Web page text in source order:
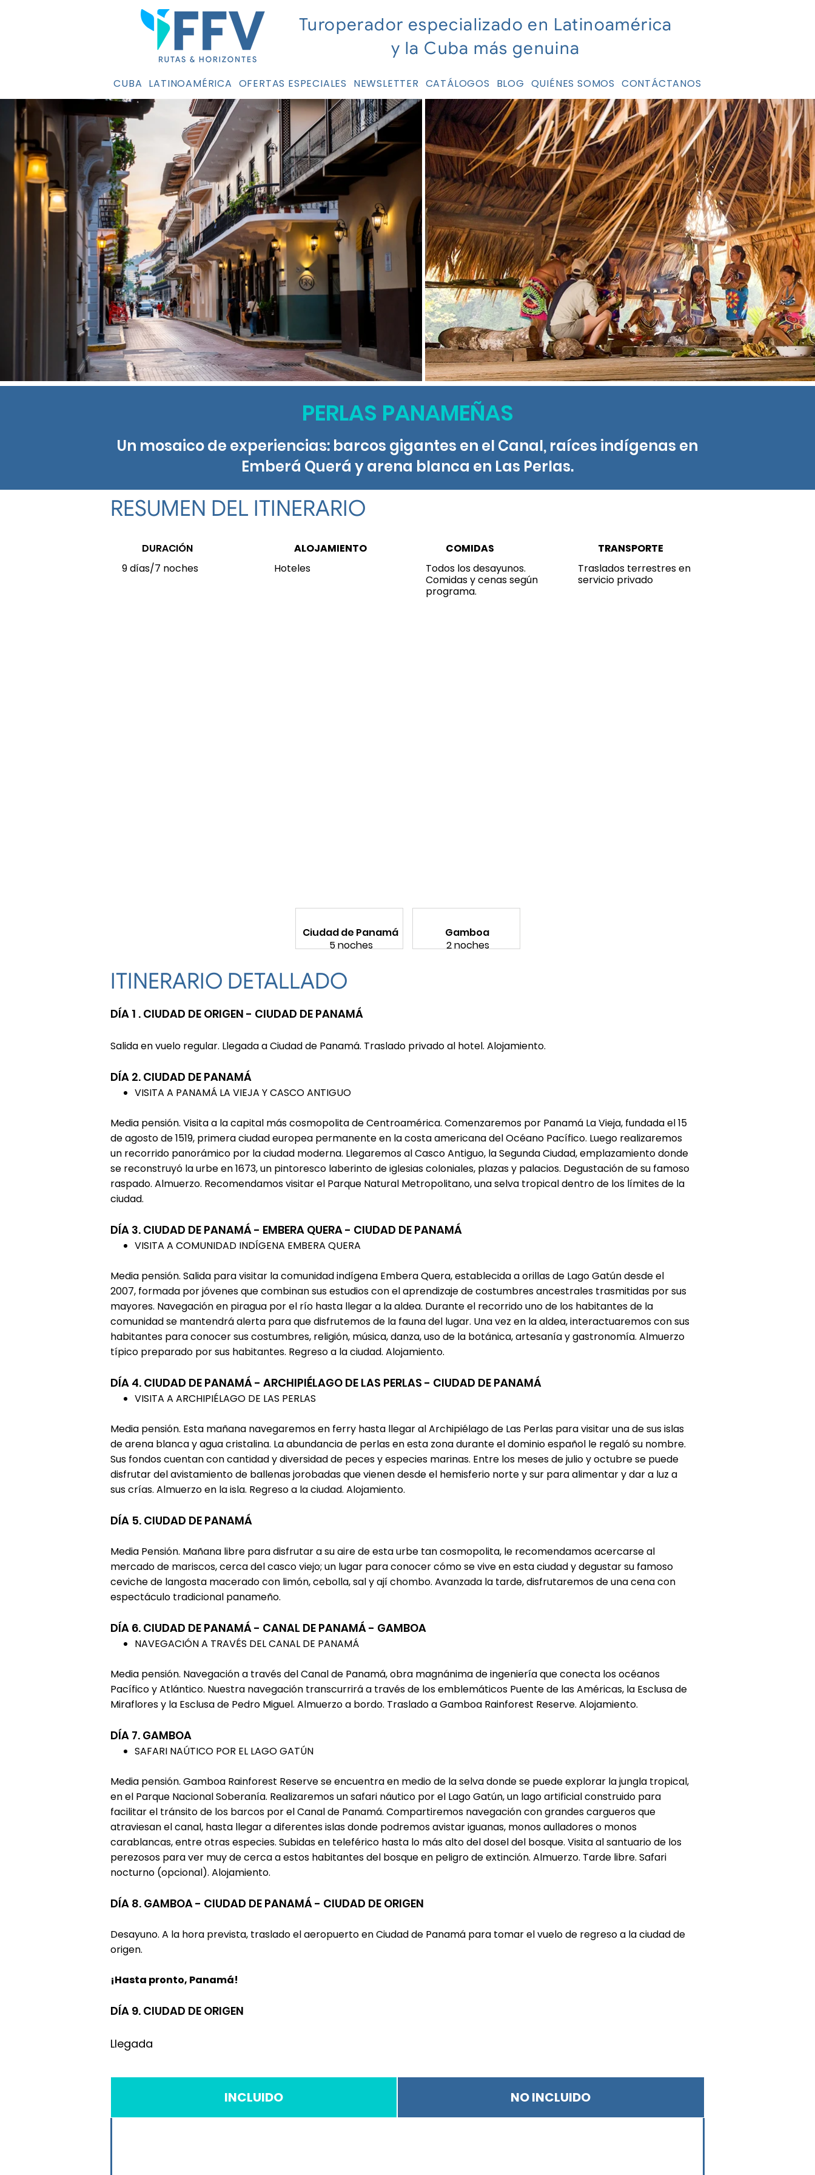
Turoperador especializado en Latinoamérica
y la Cuba más genuina
CUBA LATINOAMÉRICA OFERTAS ESPECIALES NEWSLETTER CATÁLOGOS BLOG QUIÉNES SOMOS CONTÁCTANOS
PERLAS PANAMEÑAS
Un mosaico de experiencias: barcos gigantes en el Canal, raíces indígenas en
Emberá Querá y arena blanca en Las Perlas.
RESUMEN DEL ITINERARIO
DURACIÓN
9 días/7 noches
ALOJAMIENTO
Hoteles
COMIDAS
Todos los desayunos.
Comidas y cenas según
programa.
TRANSPORTE
Traslados terrestres en
servicio privado
Ciudad de Panamá
5 noches
Gamboa
2 noches
ITINERARIO DETALLADO
DÍA 1 . CIUDAD DE ORIGEN - CIUDAD DE PANAMÁ
Salida en vuelo regular. Llegada a Ciudad de Panamá. Traslado privado al hotel. Alojamiento.
DÍA 2. CIUDAD DE PANAMÁ
VISITA A PANAMÁ LA VIEJA Y CASCO ANTIGUO
Media pensión. Visita a la capital más cosmopolita de Centroamérica. Comenzaremos por Panamá La Vieja, fundada el 15
de agosto de 1519, primera ciudad europea permanente en la costa americana del Océano Pacífico. Luego realizaremos
un recorrido panorámico por la ciudad moderna. Llegaremos al Casco Antiguo, la Segunda Ciudad, emplazamiento donde
se reconstruyó la urbe en 1673, un pintoresco laberinto de iglesias coloniales, plazas y palacios. Degustación de su famoso
raspado. Almuerzo. Recomendamos visitar el Parque Natural Metropolitano, una selva tropical dentro de los límites de la
ciudad.
DÍA 3. CIUDAD DE PANAMÁ - EMBERA QUERA - CIUDAD DE PANAMÁ
VISITA A COMUNIDAD INDÍGENA EMBERA QUERA
Media pensión. Salida para visitar la comunidad indígena Embera Quera, establecida a orillas de Lago Gatún desde el
2007, formada por jóvenes que combinan sus estudios con el aprendizaje de costumbres ancestrales trasmitidas por sus
mayores. Navegación en piragua por el río hasta llegar a la aldea. Durante el recorrido uno de los habitantes de la
comunidad se mantendrá alerta para que disfrutemos de la fauna del lugar. Una vez en la aldea, interactuaremos con sus
habitantes para conocer sus costumbres, religión, música, danza, uso de la botánica, artesanía y gastronomía. Almuerzo
típico preparado por sus habitantes. Regreso a la ciudad. Alojamiento.
DÍA 4. CIUDAD DE PANAMÁ - ARCHIPIÉLAGO DE LAS PERLAS - CIUDAD DE PANAMÁ
VISITA A ARCHIPIÉLAGO DE LAS PERLAS
Media pensión. Esta mañana navegaremos en ferry hasta llegar al Archipiélago de Las Perlas para visitar una de sus islas
de arena blanca y agua cristalina. La abundancia de perlas en esta zona durante el dominio español le regaló su nombre.
Sus fondos cuentan con cantidad y diversidad de peces y especies marinas. Entre los meses de julio y octubre se puede
disfrutar del avistamiento de ballenas jorobadas que vienen desde el hemisferio norte y sur para alimentar y dar a luz a
sus crías. Almuerzo en la isla. Regreso a la ciudad. Alojamiento.
DÍA 5. CIUDAD DE PANAMÁ
Media Pensión. Mañana libre para disfrutar a su aire de esta urbe tan cosmopolita, le recomendamos acercarse al
mercado de mariscos, cerca del casco viejo; un lugar para conocer cómo se vive en esta ciudad y degustar su famoso
ceviche de langosta macerado con limón, cebolla, sal y ají chombo. Avanzada la tarde, disfrutaremos de una cena con
espectáculo tradicional panameño.
DÍA 6. CIUDAD DE PANAMÁ - CANAL DE PANAMÁ - GAMBOA
NAVEGACIÓN A TRAVÉS DEL CANAL DE PANAMÁ
Media pensión. Navegación a través del Canal de Panamá, obra magnánima de ingeniería que conecta los océanos
Pacífico y Atlántico. Nuestra navegación transcurrirá a través de los emblemáticos Puente de las Américas, la Esclusa de
Miraflores y la Esclusa de Pedro Miguel. Almuerzo a bordo. Traslado a Gamboa Rainforest Reserve. Alojamiento.
DÍA 7. GAMBOA
SAFARI NAÚTICO POR EL LAGO GATÚN
Media pensión. Gamboa Rainforest Reserve se encuentra en medio de la selva donde se puede explorar la jungla tropical,
en el Parque Nacional Soberanía. Realizaremos un safari náutico por el Lago Gatún, un lago artificial construido para
facilitar el tránsito de los barcos por el Canal de Panamá. Compartiremos navegación con grandes cargueros que
atraviesan el canal, hasta llegar a diferentes islas donde podremos avistar iguanas, monos aulladores o monos
carablancas, entre otras especies. Subidas en teleférico hasta lo más alto del dosel del bosque. Visita al santuario de los
perezosos para ver muy de cerca a estos habitantes del bosque en peligro de extinción. Almuerzo. Tarde libre. Safari
nocturno (opcional). Alojamiento.
DÍA 8. GAMBOA - CIUDAD DE PANAMÁ - CIUDAD DE ORIGEN
Desayuno. A la hora prevista, traslado el aeropuerto en Ciudad de Panamá para tomar el vuelo de regreso a la ciudad de
origen.
¡Hasta pronto, Panamá!​
DÍA 9. CIUDAD DE ORIGEN
Llegada
INCLUIDO NO INCLUIDO